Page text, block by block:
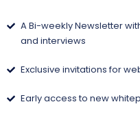
A Bi-weekly Newsletter
and interviews
Exclusive invitations for
Early access to new